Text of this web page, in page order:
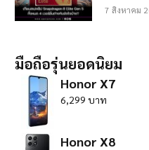
7 สิงหาคม
มือถือรุ่นยอดนิยม
Honor X7
6,299 บาท
Honor X8